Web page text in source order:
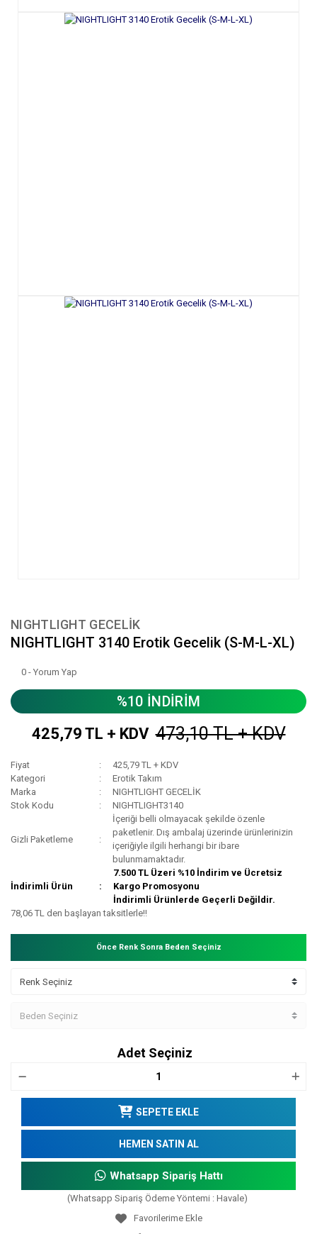
NIGHTLIGHT GECELİK
NIGHTLIGHT 3140 Erotik Gecelik (S-M-L-XL)
0 - Yorum Yap
%10 İNDİRİM
425,79 TL + KDV 473,10 TL + KDV
Fiyat
425,79 TL + KDV
Kategori
Erotik Takım
Marka
NIGHTLIGHT GECELİK
Stok Kodu
NIGHTLIGHT3140
Gizli Paketleme
İçeriği belli olmayacak şekilde özenle
paketlenir. Dış ambalaj üzerinde ürünlerinizin
içeriğiyle ilgili herhangi bir ibare
bulunmamaktadır.
İndirimli Ürün
7.500 TL Üzeri %10 İndirim ve Ücretsiz
Kargo Promosyonu
İndirimli Ürünlerde Geçerli Değildir.
78,06 TL den başlayan taksitlerle!!
Önce Renk Sonra Beden Seçiniz
Adet Seçiniz
SEPETE EKLE
HEMEN SATIN AL
Whatsapp Sipariş Hattı
(Whatsapp Sipariş Ödeme Yöntemi : Havale)